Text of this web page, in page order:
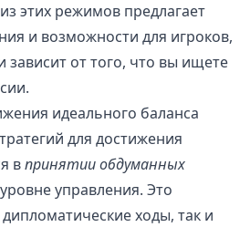
этих режимов предлагает
и возможности для игроков,
от того, что вы ищете
идеального баланса
для достижения
впринятии обдуманных
управления. Это
ходы, так и